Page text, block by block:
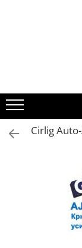
Lansete la crap
Mulinete la crap
Fire Crap
Accesorii nadire,
Accesorii,
Rod Pod, picheti,
Cirlig